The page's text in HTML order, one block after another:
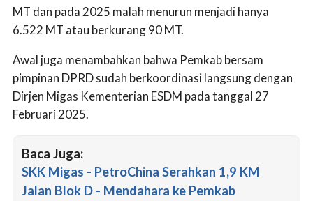
MT dan pada 2025 malah menurun menjadi hanya
6.522 MT atau berkurang 90 MT.
Awal juga menambahkan bahwa Pemkab bersam
pimpinan DPRD sudah berkoordinasi langsung dengan
Dirjen Migas Kementerian ESDM pada tanggal 27
Februari 2025.
Baca Juga:
SKK Migas - PetroChina Serahkan 1,9 KM
Jalan Blok D - Mendahara ke Pemkab